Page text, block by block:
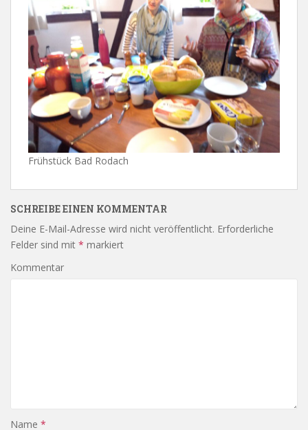
Frühstück Bad Rodach
SCHREIBE EINEN KOMMENTAR
Deine E-Mail-Adresse wird nicht veröffentlicht. Erforderliche
Felder sind mit * markiert
Kommentar
Name *